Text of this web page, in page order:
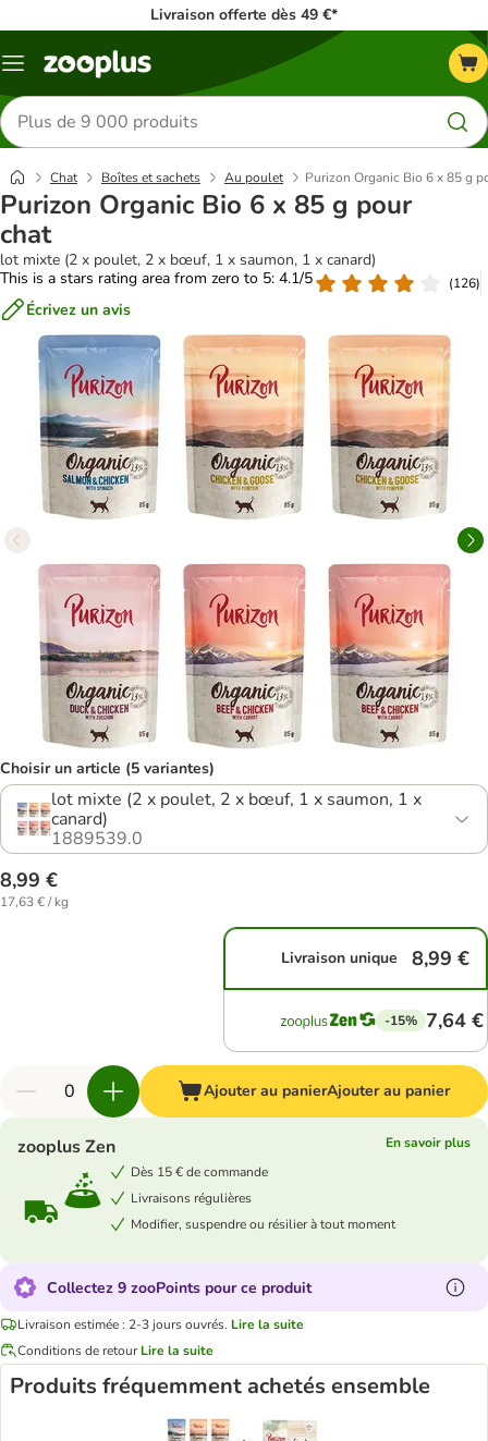
Livraison offerte dès 49 €*
Menu
Rechercher
des
produits
Chat Boîtes et sachets Au poulet Purizon Organic Bio 6 x 85 g
Purizon Organic Bio 6 x 85 g pour
chat
lot mixte (2 x poulet, 2 x bœuf, 1 x saumon, 1 x canard)
This is a stars rating area from zero to 5: 4.1/5
(126)
Écrivez un avis
Choisir un article (5 variantes)
lot mixte (2 x poulet, 2 x bœuf, 1 x saumon, 1 x
canard)
1889539.0
8,99 €
17,63 € / kg
Livraison unique 8,99 €
-15% 7,64 €
Ajouter au panierAjouter au panier
zooplus Zen
En savoir plus
Dès 15 € de commande
Livraisons régulières
Modifier, suspendre ou résilier à tout moment
Collectez 9 zooPoints pour ce produit
Livraison estimée : 2-3 jours ouvrés. Lire la suite
Conditions de retour Lire la suite
Produits fréquemment achetés ensemble